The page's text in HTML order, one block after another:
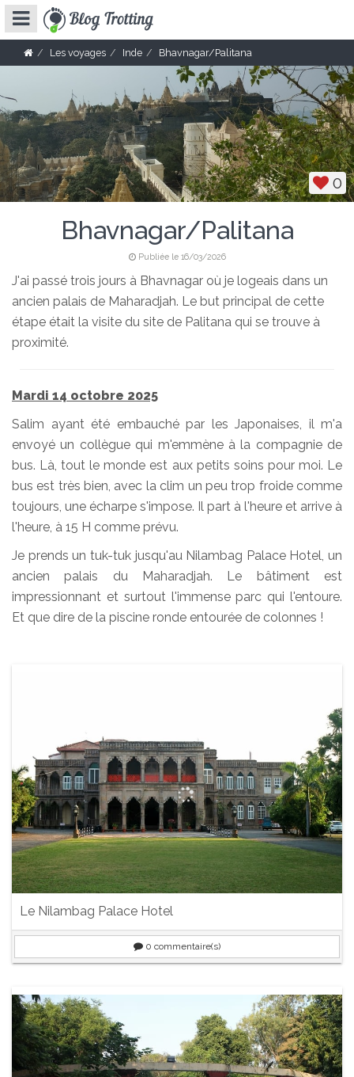
Les voyages Inde Bhavnagar/Palitana
0
Bhavnagar/Palitana
Publiée le 16/03/2026
J'ai passé trois jours à Bhavnagar où je logeais dans un
ancien palais de Maharadjah. Le but principal de cette
étape était la visite du site de Palitana qui se trouve à
proximité.
Mardi 14 octobre 2025
Salim ayant été embauché par les Japonaises, il m'a
envoyé un collègue qui m'emmène à la compagnie de
bus. Là, tout le monde est aux petits soins pour moi. Le
bus est très bien, avec la clim un peu trop froide comme
toujours, une écharpe s'impose. Il part à l'heure et arrive à
l'heure, à 15 H comme prévu.
Je prends un tuk-tuk jusqu'au Nilambag Palace Hotel, un
ancien palais du Maharadjah. Le bâtiment est
impressionnant et surtout l'immense parc qui l'entoure.
Et que dire de la piscine ronde entourée de colonnes !
Le Nilambag Palace Hotel
0 commentaire(s)